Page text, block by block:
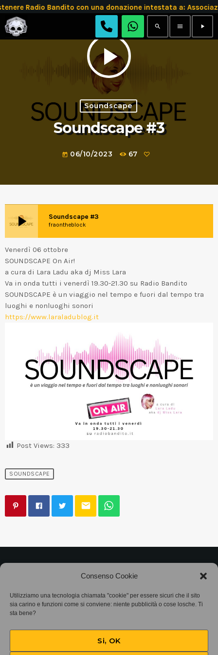
Consenso Cookie
Utilizziamo una tecnologia chiamata "cookie" per essere sicuri che il sito
sia carino e funzioni come si conviene: niente pubblicità o cose losche. Ti
sta bene?
Si, OK
Radio Bandito con una donazione intestata a:
search menu play_arrow
play_arrow
Soundscape
Soundscape #3
today 06/10/2023 67
play_arrow Soundscape #3
fraontheblock
Venerdì 06 ottobre
SOUNDSCAPE On Air!
a cura di Lara Ladu aka dj Miss Lara
Va in onda tutti i venerdì 19.30-21.30 su Radio Bandito
SOUNDSCAPE è un viaggio nel tempo e fuori dal tempo tra
luoghi e nonluoghi sonori
https://www.laraladublog.it
Post Views: 333
SOUNDSCAPE
email
Associazione Bandito • CF 97882400019 •
Privacy Policy•Cookie Policy (UE) • Protocollo
SIAE 7425